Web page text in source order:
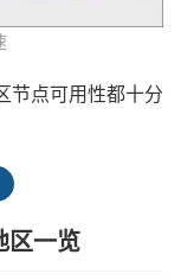
节点可用性都十分
区一览